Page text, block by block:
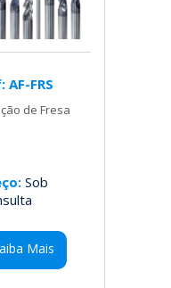
AF-FRS
de Fresa
Sob
Mais